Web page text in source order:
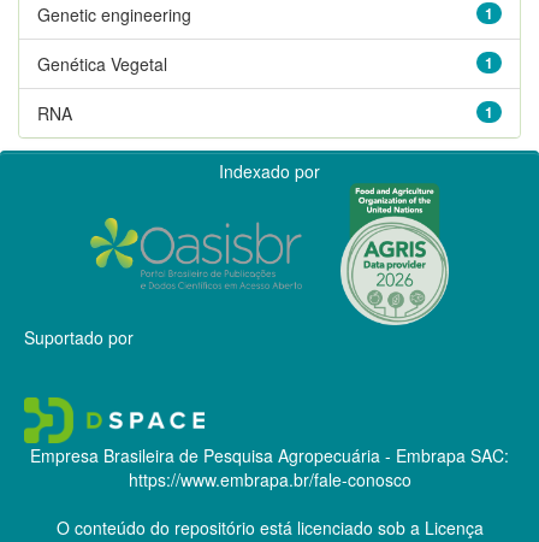
1
Genetic engineering
1
Genética Vegetal
1
RNA
Indexado por
Suportado por
Empresa Brasileira de Pesquisa Agropecuária - Embrapa SAC:
https://www.embrapa.br/fale-conosco
O conteúdo do repositório está licenciado sob a Licença